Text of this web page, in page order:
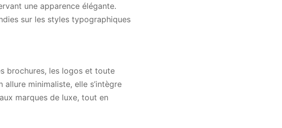
une apparence élégante.
sur les styles typographiques
brochures, les logos et toute
minimaliste, elle s’intègre
marques de luxe, tout en